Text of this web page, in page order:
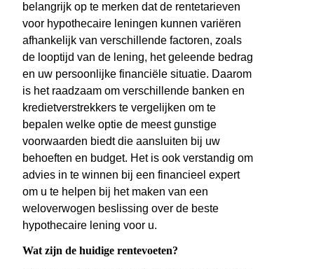
belangrijk op te merken dat de rentetarieven
voor hypothecaire leningen kunnen variëren
afhankelijk van verschillende factoren, zoals
de looptijd van de lening, het geleende bedrag
en uw persoonlijke financiële situatie. Daarom
is het raadzaam om verschillende banken en
kredietverstrekkers te vergelijken om te
bepalen welke optie de meest gunstige
voorwaarden biedt die aansluiten bij uw
behoeften en budget. Het is ook verstandig om
advies in te winnen bij een financieel expert
om u te helpen bij het maken van een
weloverwogen beslissing over de beste
hypothecaire lening voor u.
Wat zijn de huidige rentevoeten?